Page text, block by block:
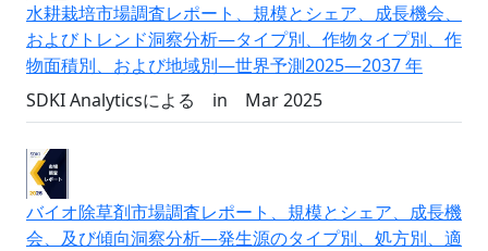
水耕栽培市場調査レポート、規模とシェア、成長機会、
およびトレンド洞察分析―タイプ別、作物タイプ別、作
物面積別、および地域別―世界予測2025―2037 年
SDKI Analyticsによる
in Mar 2025
バイオ除草剤市場調査レポート、規模とシェア、成長機
会、及び傾向洞察分析―発生源のタイプ別、処方別、適